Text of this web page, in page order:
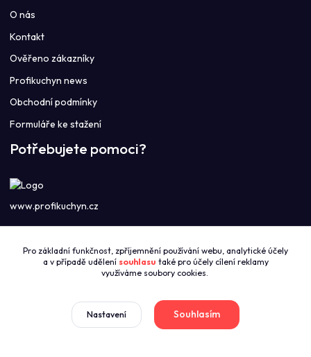
O nás
Kontakt
Ověřeno zákazníky
Profikuchyn news
Obchodní podmínky
Formuláře ke stažení
Potřebujete pomoci?
www.profikuchyn.cz
+420774421626
(Po-Pá 8:00-16:00)
sales@profikuchyn.cz
Pro základní funkčnost, zpříjemnění používání webu, analytické účely
a v případě udělení souhlasu také pro účely cílení reklamy
využíváme soubory cookies.
Nastavení Souhlasím